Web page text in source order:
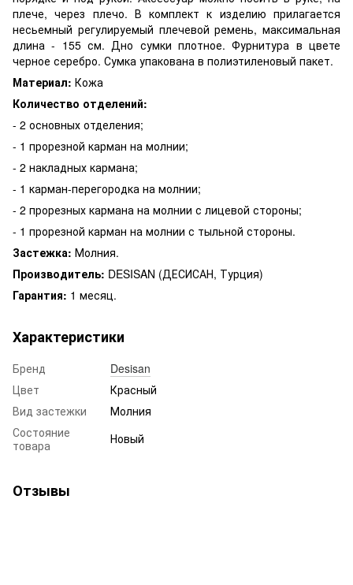
плече, через плечо. В комплект к изделию прилагается
несьемный регулируемый плечевой ремень, максимальная
длина - 155 см. Дно сумки плотное. Фурнитура в цвете
черное серебро. Сумка упакована в полиэтиленовый пакет.
Материал: Кожа
Количество отделений:
- 2 основных отделения;
- 1 прорезной карман на молнии;
- 2 накладных кармана;
- 1 карман-перегородка на молнии;
- 2 прорезных кармана на молнии с лицевой стороны;
- 1 прорезной карман на молнии с тыльной стороны.
Застежка: Молния.
Производитель: DESISAN (ДЕСИСАН, Турция)
Гарантия: 1 месяц.
Характеристики
Бренд
Desisan
Цвет
Красный
Вид застежки
Молния
Состояние
товара
Новый
Отзывы